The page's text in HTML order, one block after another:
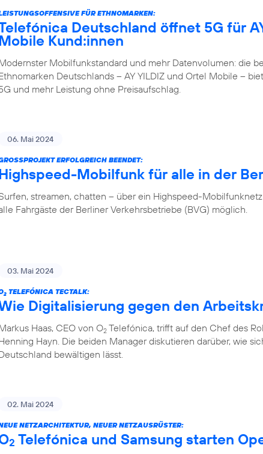
FÜR ETHNOMARKEN:
Deutschland öffnet 5G für
Kund:innen
Mobilfunkstandard und mehr Datenvolumen: die
Deutschlands – AY YILDIZ und Ortel Mobile –
und mehr Leistung ohne Preisaufschlag.
06. Mai 2024
ERFOLGREICH BEENDET:
Mobilfunk für alle in der
streamen, chatten – über ein Highspeed-
Fahrgäste der Berliner Verkehrsbetriebe (BVG) möglich.
03. Mai 2024
2 TELEFÓNICA TECTALK:
Digitalisierung gegen den
Haas, CEO von O2 Telefónica, trifft auf den Chef des
Hayn. Die beiden Manager diskutieren darüber, wie
bewältigen lässt.
02. Mai 2024
NETZARCHITEKTUR, NEUER NETZAUSRÜSTER:
2 Telefónica und Samsung starten